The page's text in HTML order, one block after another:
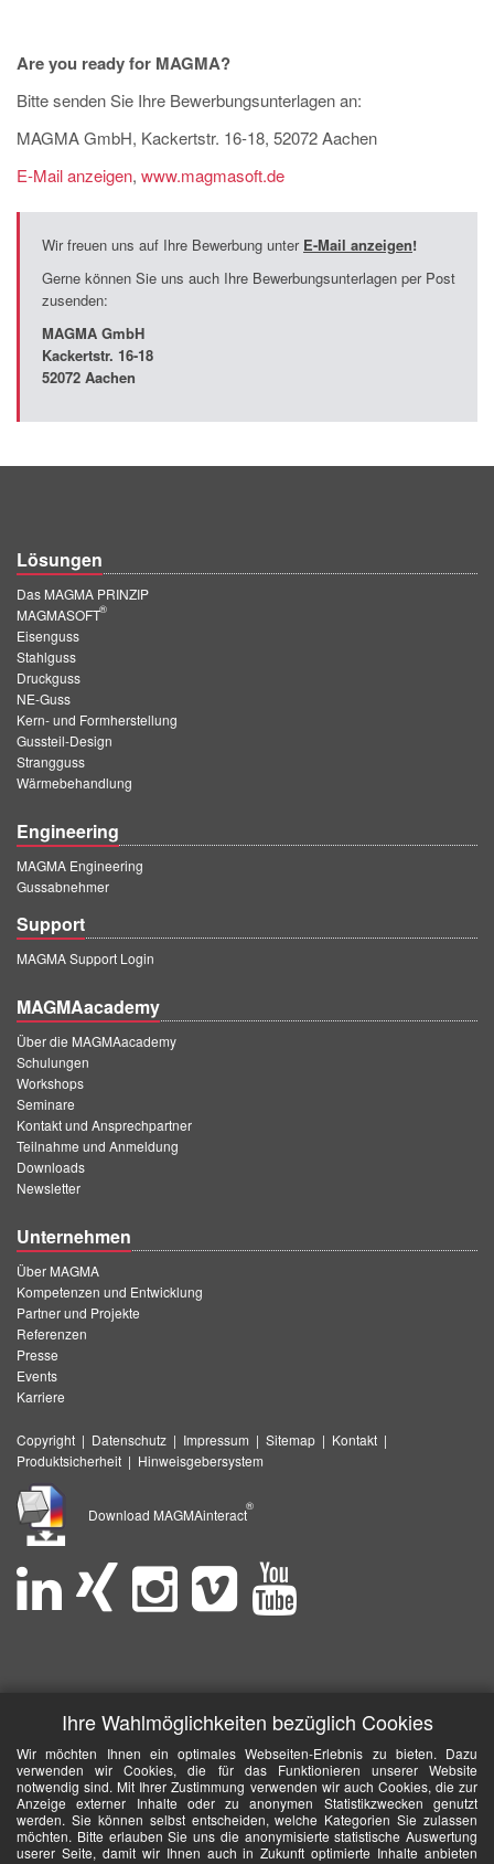
Are you ready for MAGMA?
Bitte senden Sie Ihre Bewerbungsunterlagen an:
MAGMA GmbH, Kackertstr. 16-18, 52072 Aachen
E-Mail anzeigen, www.magmasoft.de
Wir freuen uns auf Ihre Bewerbung unter E-Mail anzeigen!
Gerne können Sie uns auch Ihre Bewerbungsunterlagen per Post
zusenden:
MAGMA GmbH
Kackertstr. 16-18
52072 Aachen
Lösungen
Das MAGMA PRINZIP
MAGMASOFT
®
Eisenguss
Stahlguss
Druckguss
NE-Guss
Kern- und Formherstellung
Gussteil-Design
Strangguss
Wärmebehandlung
Engineering
MAGMA Engineering
Gussabnehmer
Support
MAGMA Support Login
MAGMAacademy
Über die MAGMAacademy
Schulungen
Workshops
Seminare
Kontakt und Ansprechpartner
Teilnahme und Anmeldung
Downloads
Newsletter
Unternehmen
Über MAGMA
Kompetenzen und Entwicklung
Partner und Projekte
Referenzen
Presse
Events
Karriere
Copyright | Datenschutz | Impressum | Sitemap | Kontakt |
Produktsicherheit | Hinweisgebersystem
Download MAGMAinteract
®
Ihre Wahlmöglichkeiten bezüglich Cookies
Wir möchten Ihnen ein optimales Webseiten-Erlebnis zu bieten. Dazu
verwenden wir Cookies, die für das Funktionieren unserer Website
notwendig sind. Mit Ihrer Zustimmung verwenden wir auch Cookies, die zur
Anzeige externer Inhalte oder zu anonymen Statistikzwecken genutzt
werden. Sie können selbst entscheiden, welche Kategorien Sie zulassen
möchten. Bitte erlauben Sie uns die anonymisierte statistische Auswertung
userer Seite, damit wir Ihnen auch in Zukunft optimierte Inhalte anbieten